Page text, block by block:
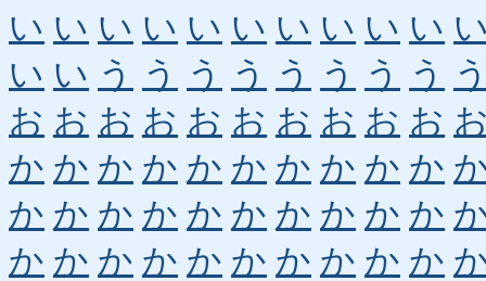
い い い い い い い い い い
い い う う う う う う う う
お お お お お お お お お お
か か か か か か か か か か
か か か か か か か か か か
か か か か か か か か か か